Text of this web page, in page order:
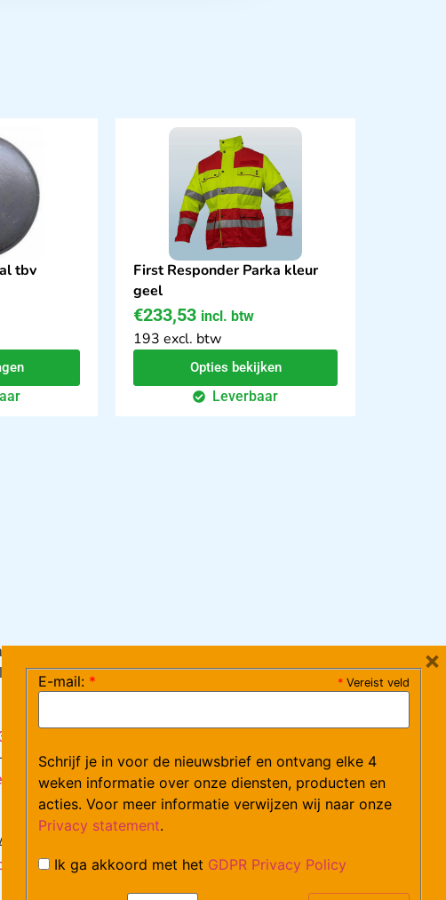
tbv
First Responder Parka kleur
geel
€233,53 incl. btw
193 excl. btw
Opties bekijken
Leverbaar
5
donderdag 08:30-17:15 uur / vrijdag 08:30-16:00 uur)
vacatures.
* Vereist veld
E-mail: *
Schrijf je in voor de nieuwsbrief en ontvang elke 4
weken informatie over onze diensten, producten en
acties. Voor meer informatie verwijzen wij naar onze
Privacy statement.
Ik ga akkoord met het GDPR Privacy Policy
×